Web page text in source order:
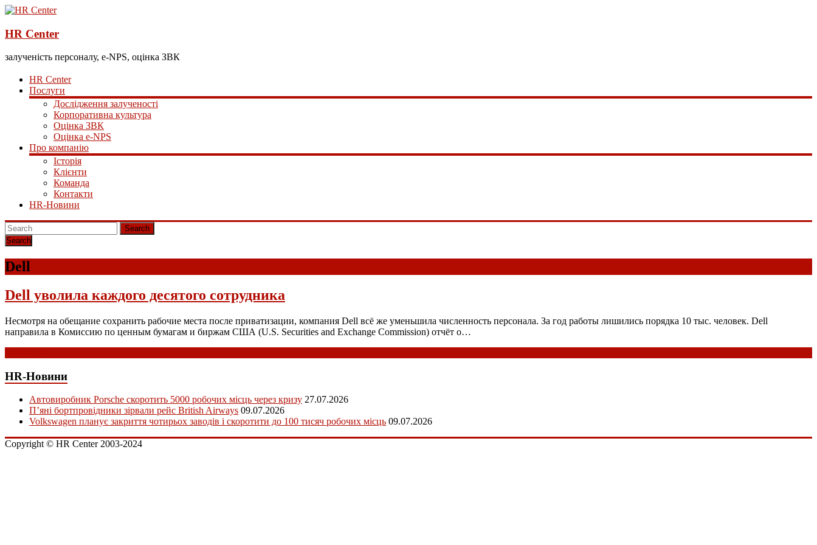
HR Center
залученість персоналу, e-NPS, оцінка ЗВК
HR Center
Послуги
Дослідження залученості
Корпоративна культура
Оцінка ЗВК
Оцінка e-NPS
Про компанію
Історія
Клієнти
Команда
Контакти
HR-Новини
Search
Dell
Dell уволила каждого десятого сотрудника
Несмотря на обещание сохранить рабочие места после приватизации, компания Dell всё же уменьшила численность персонала. За год работы лишились порядка 10 тыс. человек. Dell
направила в Комиссию по ценным бумагам и биржам США (U.S. Securities and Exchange Commission) отчёт о…
HR-Новини
Автовиробник Porsche скоротить 5000 робочих місць через кризу 27.07.2026
П’яні бортпровідники зірвали рейс British Airways 09.07.2026
Volkswagen планує закриття чотирьох заводів і скоротити до 100 тисяч робочих місць 09.07.2026
Copyright © HR Center 2003-2024